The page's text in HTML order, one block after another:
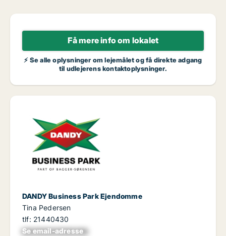
Få mere info om lokalet
⚡ Se alle oplysninger om lejemålet og få direkte adgang
til udlejerens kontaktoplysninger.
DANDY Business Park Ejendomme
Tina Pedersen
tlf: 21440430
Se email-adresse
xxxxxxxxxxxxxxxx